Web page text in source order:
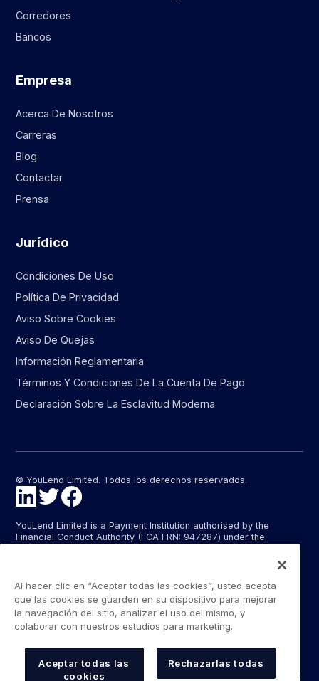
Corredores
Bancos
Empresa
Acerca De Nosotros
Carreras
Blog
Contactar
Prensa
Jurídico
Condiciones De Uso
Política De Privacidad
Aviso Sobre Cookies
Aviso De Quejas
Información Reglamentaria
Términos Y Condiciones De La Cuenta De Pago
Declaración Sobre La Esclavitud Moderna
© YouLend Limited. Todos los derechos reservados.
YouLend Limited is a Payment Institution authorised by the
Financial Conduct Authority (FCA FRN: 947287) under the
YouLend ApS is a Payment Institution authorised by the Danish
Financial Supervisory Authority (Finanstilsynet) (FTID 22048) for
the provision of payment services, and provides these payment
services in Denmark and in Germany and France under the EU’s
passporting regime.
The payment services YouLend Limited and YouLend ApS
provide include the opening and operating of settlement
accounts for merchants that are controlled by YouLend, to which
Al hacer clic en “Aceptar todas las cookies”, usted acepta
que las cookies se guarden en su dispositivo para mejorar
la navegación del sitio, analizar el uso del mismo, y
colaborar con nuestros estudios para marketing.
Aceptar todas las
cookies
Rechazarlas todas